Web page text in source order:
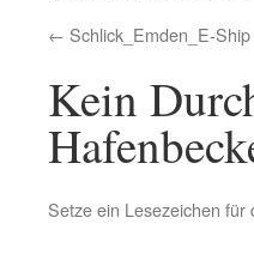
Schlick_Emden_E-
Kein
Setze ein Lesezeichen für